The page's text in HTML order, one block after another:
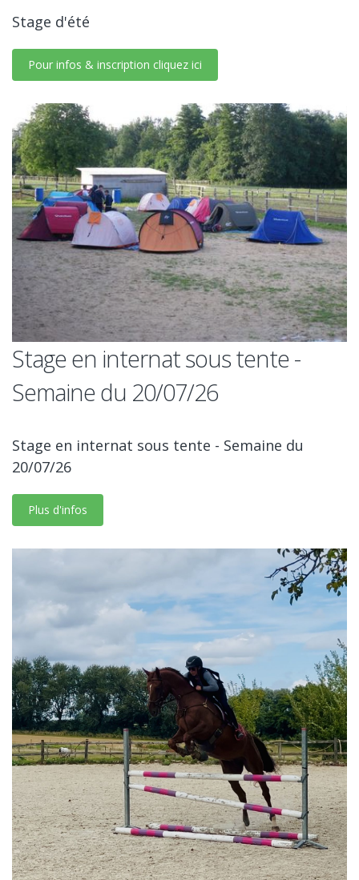
Stage d'été
Pour infos & inscription cliquez ici
Stage en internat sous tente -
Semaine du 20/07/26
Stage en internat sous tente - Semaine du
20/07/26
Plus d'infos